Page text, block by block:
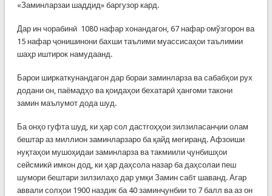
«Заминларзаи шаддид» баргузор кард.
Дар ин чорабинӣ 1080 нафар хонандагон, 67 нафар омўзгорон ва
15 нафар ҷонишинони бахши таълими муассисаҳои таълимии
шаҳр иштирок намудаанд.
Барои ширкаткунандагон дар бораи заминларза ва сабабҳои рух
додани он, паёмадҳо ва қоидаҳои бехатарӣ ҳангоми такони
замин маълумот дода шуд.
Ба онҳо гуфта шуд, ки ҳар сол дастгоҳҳои зилзиласанҷии олам
бештар аз миллион заминларзаро ба қайд мегиранд. Афзоиши
нуқтаҳои мушоҳидаи заминларза ва такмиили ҷунбишҳои
сейсмикӣ имкон дод, ки ҳар даҳсола назар ба даҳсолаи пеш
шумори бештари зилзилаҳо дар умқи Замин сабт шаванд. Агар
аввали солҳои 1900 наздик ба 40 заминҷунбии то 7 балл ва аз он